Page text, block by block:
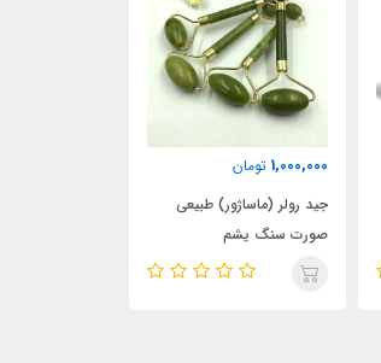
1,000,000 تومان
جید رولر (ماساژور) طبیعی
صورت سنگ یشم